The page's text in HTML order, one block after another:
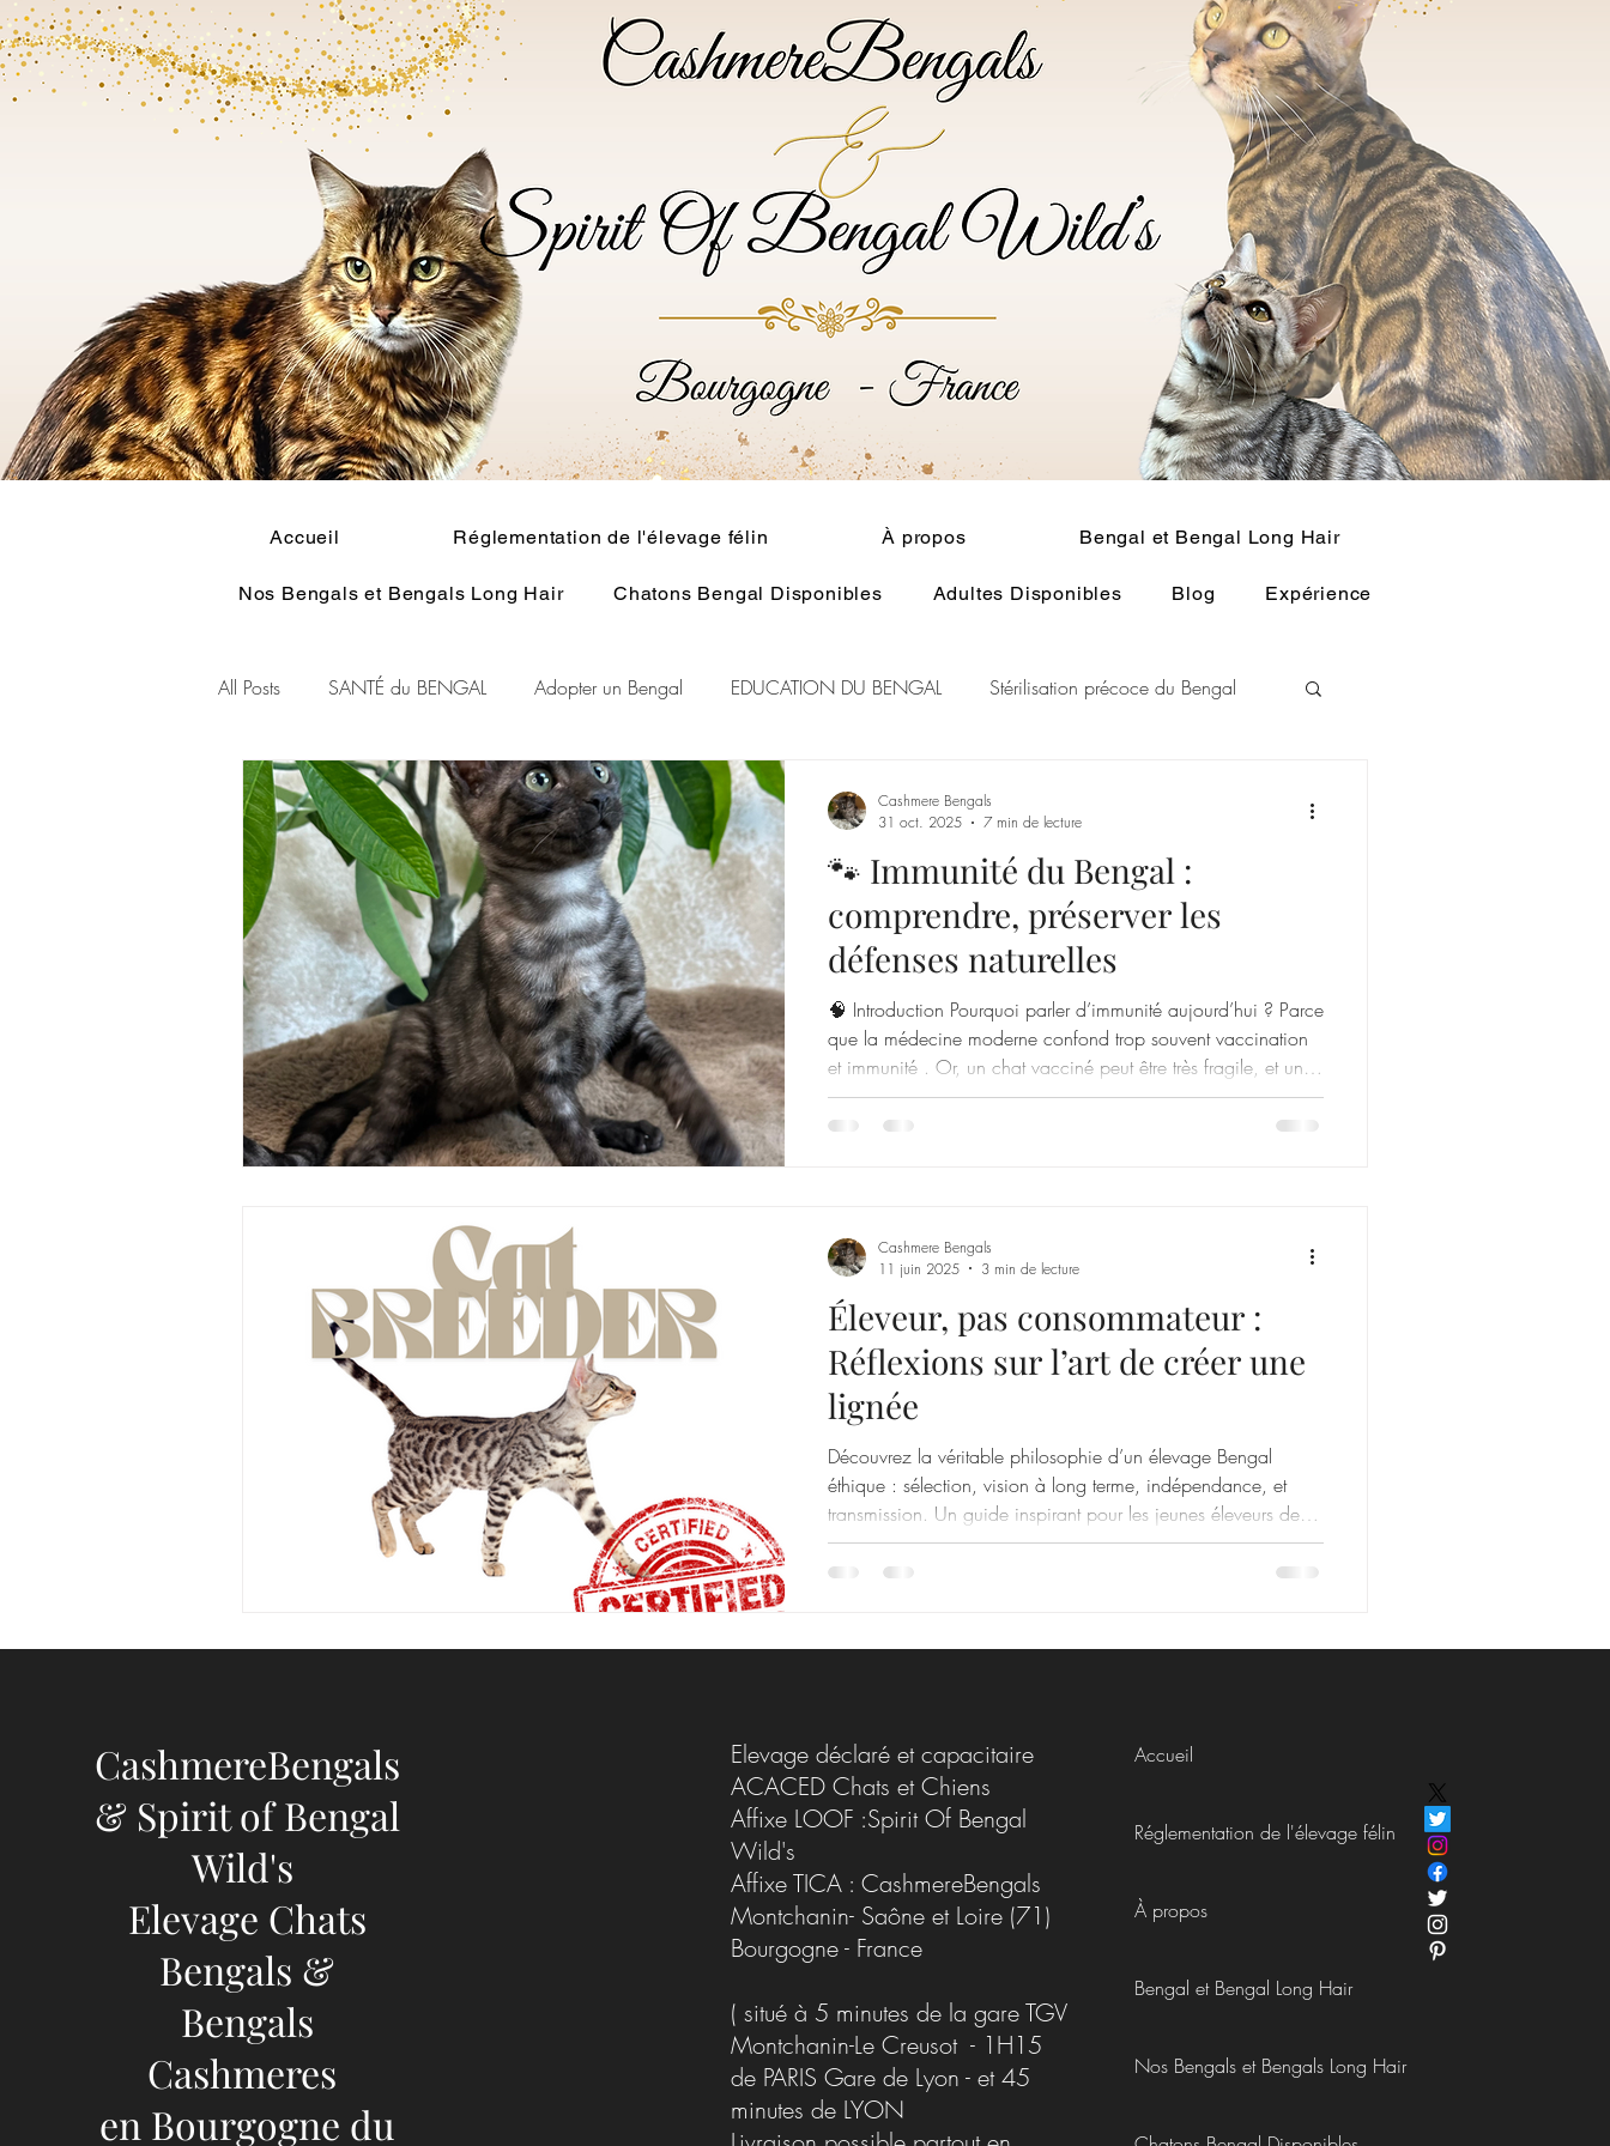
Accueil Réglementation de l'élevage félin À propos Bengal et Bengal Long Hair
Nos Bengals et Bengals Long Hair Chatons Bengal Disponibles Adultes Disponibles Blog Expérience
All Posts SANTÉ du BENGAL Adopter un Bengal EDUCATION DU BENGAL Stérilisation précoce du Bengal
Alimentation du BENGAL Pelage du Bengal BENGAL CASHMERE
Standart du BENGAL Couleur Rare Bengal Chat et spiritualité Généralité ELEVAGE du BENGAL
Ethologie du Bengal HISTOIRE DU CHAT GENE POIL LONG BENGAL
🐾 Immunité du Bengal :
comprendre, préserver les
défenses naturelles
🧠 Introduction Pourquoi parler d’immunité aujourd’hui ? Parce
que la médecine moderne confond trop souvent vaccination
et immunité . Or, un chat vacciné peut être très fragile, et un
chat non vacciné peut être extrêmement résistant.Tout dépend
de son terrain biologique — le cœur même de son système
Cashmere Bengals
31 oct. 2025
7 min de lecture
Éleveur, pas consommateur :
Réflexions sur l’art de créer une
lignée
Découvrez la véritable philosophie d’un élevage Bengal
éthique : sélection, vision à long terme, indépendance, et
transmission. Un guide inspirant pour les jeunes éleveurs de
Bengals qui souhaitent bâtir leur propre lignée avec
conscience et exigence.
Cashmere Bengals
11 juin 2025
3 min de lecture
CashmereBengals
& Spirit of Bengal
Wild's
Elevage Chats
Bengals &
Bengals
Cashmeres
en Bourgogne du
Elevage déclaré et capacitaire
ACACED Chats et Chiens
Affixe LOOF :Spirit Of Bengal
Wild's
Affixe TICA : CashmereBengals
Montchanin- Saône et Loire (71)
Bourgogne - France
( situé à 5 minutes de la gare TGV
Montchanin-Le Creusot - 1H15
de PARIS Gare de Lyon - et 45
minutes de LYON
Accueil
Réglementation de l'élevage félin
À propos
Bengal et Bengal Long Hair
Nos Bengals et Bengals Long Hair